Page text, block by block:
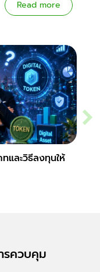
Read more
และวิธีลงทุนให้
รควบคุม